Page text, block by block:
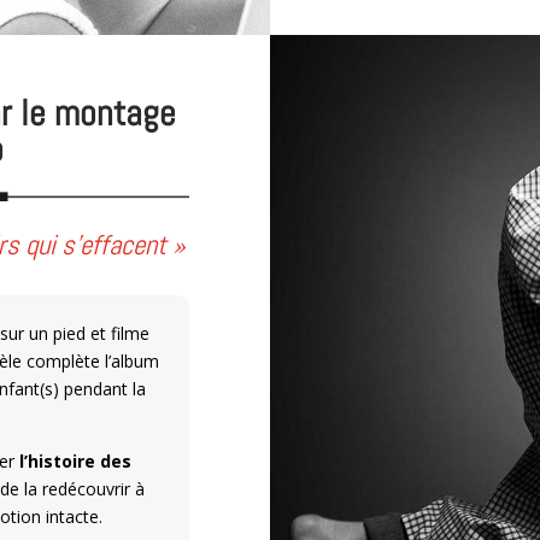
le montage
qui s’effacent »
un pied et filme
complète l’album
pendant la
l’histoire des
la redécouvrir à
intacte.